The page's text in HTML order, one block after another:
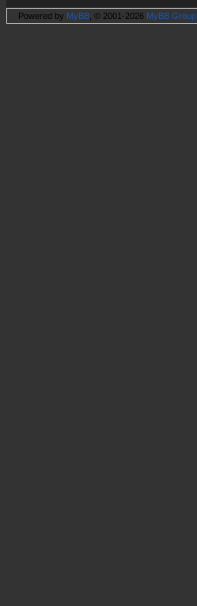
Powered by MyBB , © 2001-2026 MyBB Group